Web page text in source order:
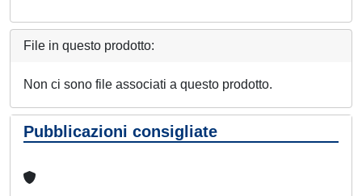
File in questo prodotto:
Non ci sono file associati a questo prodotto.
Pubblicazioni consigliate